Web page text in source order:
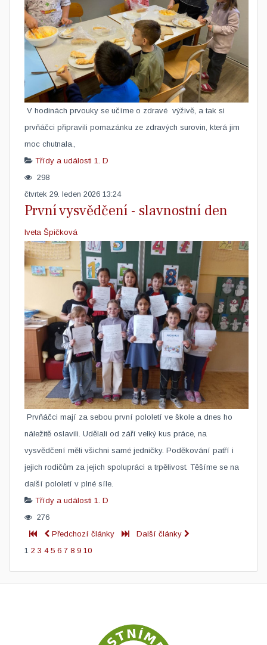
​ V hodinách prvouky se učíme o zdravé výživě, a tak si
prvňáčci připravili pomazánku ze zdravých surovin, která jim
moc chutnala.,
Třídy a události 1. D
298
čtvrtek 29. leden 2026 13:24
První vysvědčení - slavnostní den
Iveta Špičková
​ Prvňáčci mají za sebou první pololetí ve škole a dnes ho
náležitě oslavili. Udělali od září velký kus práce, na
vysvědčení měli všichni samé jedničky. Poděkování patří i
jejich rodičům za jejich spolupráci a trpělivost. Těšíme se na
další pololetí v plné síle.
Třídy a události 1. D
276
Předchozí články
Další články
1 2 3 4 5 6 7 8 9 10